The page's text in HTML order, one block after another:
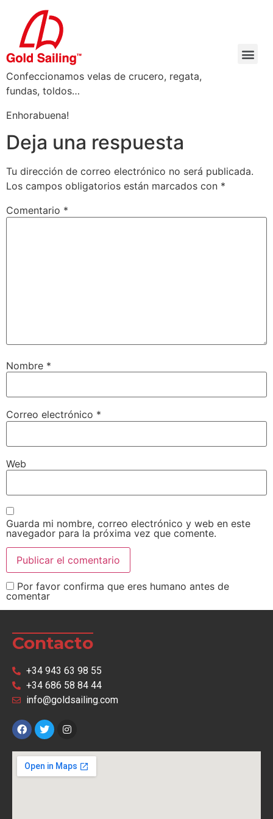
Confeccionamos velas de crucero, regata,
fundas, toldos…
Enhorabuena!
Deja una respuesta
Tu dirección de correo electrónico no será publicada.
Los campos obligatorios están marcados con *
Comentario *
Nombre *
Correo electrónico *
Web
Guarda mi nombre, correo electrónico y web en este
navegador para la próxima vez que comente.
Por favor confirma que eres humano antes de
comentar
Contacto
+34 943 63 98 55
+34 686 58 84 44
info@goldsailing.com